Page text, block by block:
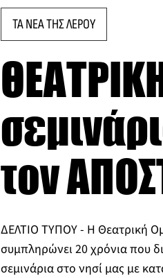
ΤΑ ΝΕΑ ΤΗΣ ΛΕΡΟΥ
τον
ΔΕΛΤΙΟ ΤΥΠΟΥ - Η Θεατρική
συμπληρώνει 20 χρόνια που
σεμινάρια στο νησί μας με